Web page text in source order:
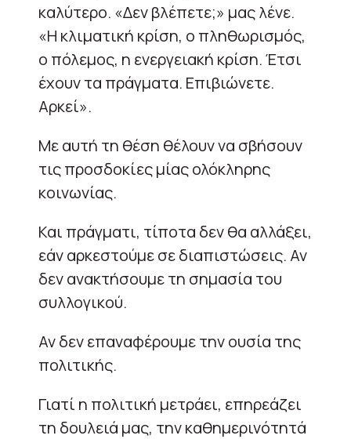
καλύτερο. «Δεν βλέπετε;» μας λένε.
«Η κλιματική κρίση, ο πληθωρισμός,
ο πόλεμος, η ενεργειακή κρίση. Έτσι
έχουν τα πράγματα. Επιβιώνετε.
Αρκεί».
Με αυτή τη θέση θέλουν να σβήσουν
τις προσδοκίες μίας ολόκληρης
κοινωνίας.
Και πράγματι, τίποτα δεν θα αλλάξει,
εάν αρκεστούμε σε διαπιστώσεις. Αν
δεν ανακτήσουμε τη σημασία του
συλλογικού.
Αν δεν επαναφέρουμε την ουσία της
πολιτικής.
Γιατί η πολιτική μετράει, επηρεάζει
τη δουλειά μας, την καθημερινότητά